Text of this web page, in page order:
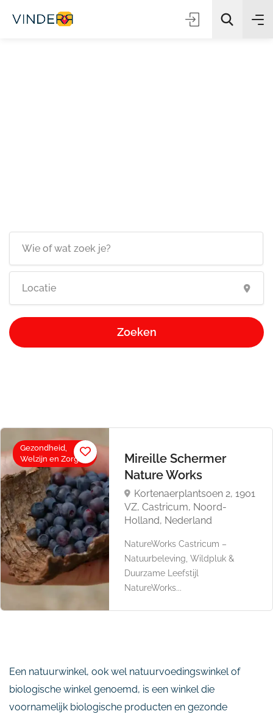
Zoeken
Gezondheid,
Welzijn en Zorg
Mireille Schermer
Nature Works
Kortenaerplantsoen 2, 1901
VZ, Castricum, Noord-
Holland, Nederland
NatureWorks Castricum –
Natuurbeleving, Wildpluk &
Duurzame Leefstijl
NatureWorks...
Een natuurwinkel, ook wel natuurvoedingswinkel of
biologische winkel genoemd, is een winkel die
voornamelijk biologische producten en gezonde